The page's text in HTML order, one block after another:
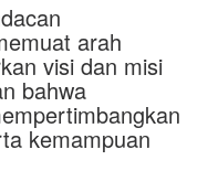
arah
visi dan misi
bahwa
kemampuan